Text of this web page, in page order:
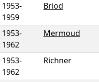
1953-
1959
Briod
1953-
1962
Mermoud
1953-
1962
Richner